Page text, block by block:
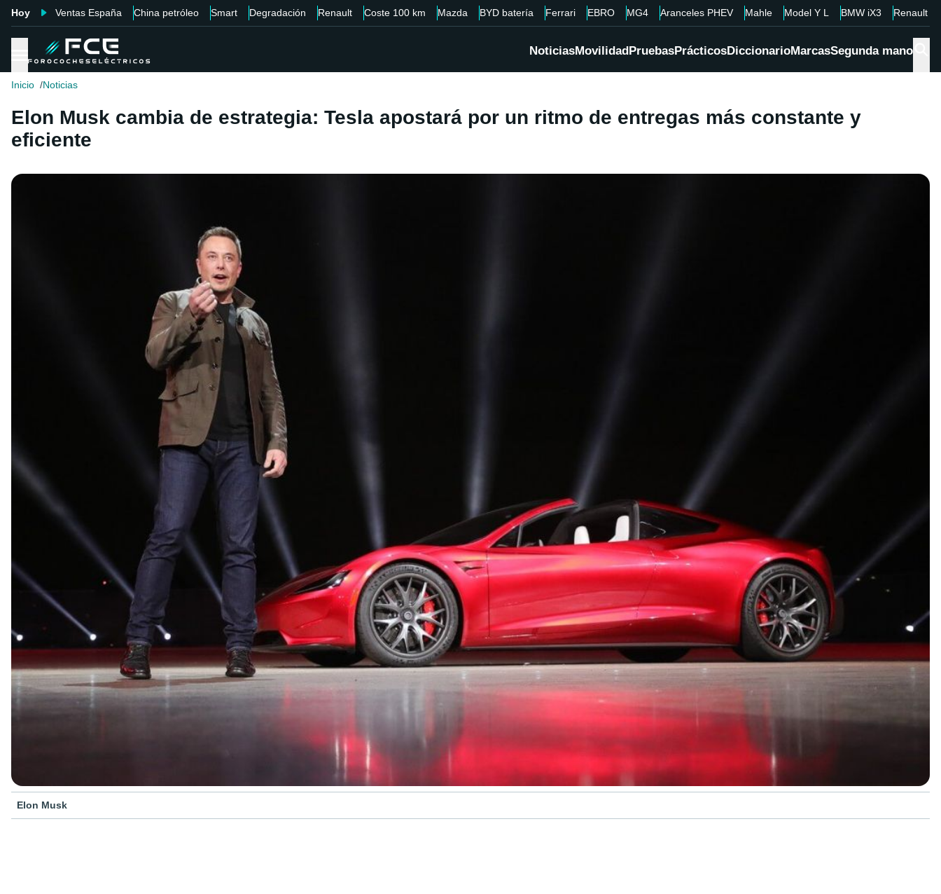
Hoy Ventas España China petróleo Smart Degradación Renault Coste 100 km Mazda BYD batería Ferrari EBRO MG4 Aranceles PHEV Mahle Model Y L BMW iX3 Renault
NoticiasMovilidadPruebasPrácticosDiccionarioMarcasSegunda mano
Inicio Noticias
Elon Musk cambia de estrategia: Tesla apostará por un ritmo de entregas más constante y
eficiente
Elon Musk